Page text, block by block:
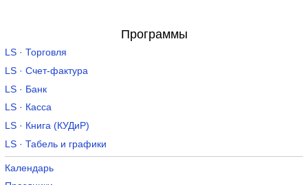
Программы
LS · Торговля
LS · Счет-фактура
LS · Банк
LS · Касса
LS · Книга (КУДиР)
LS · Табель и графики
Календарь